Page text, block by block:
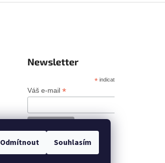
Odmítnout Souhlasím
Newsletter
*indicates required
Váš e-mail *